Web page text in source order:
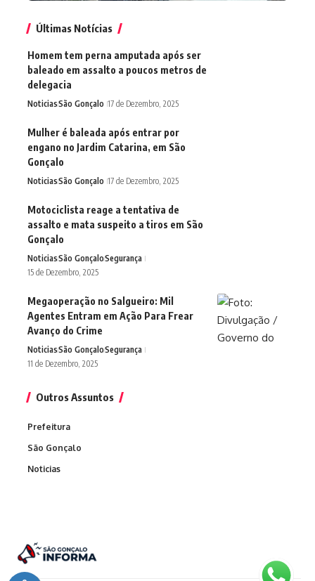
Últimas Notícias
Homem tem perna amputada após ser
baleado em assalto a poucos metros de
delegacia
NoticiasSão Gonçalo 17 de Dezembro, 2025
Mulher é baleada após entrar por
engano no Jardim Catarina, em São
Gonçalo
NoticiasSão Gonçalo 17 de Dezembro, 2025
Motociclista reage a tentativa de
assalto e mata suspeito a tiros em São
Gonçalo
NoticiasSão GonçaloSegurança
15 de Dezembro, 2025
Megaoperação no Salgueiro: Mil
Agentes Entram em Ação Para Frear
Avanço do Crime
NoticiasSão GonçaloSegurança
11 de Dezembro, 2025
Outros Assuntos
Prefeitura
São Gonçalo
Noticias